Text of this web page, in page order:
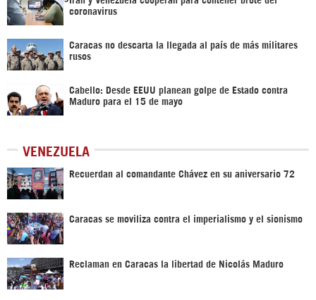
coronavirus
Caracas no descarta la llegada al país de más militares
rusos
Cabello: Desde EEUU planean golpe de Estado contra
Maduro para el 15 de mayo
VENEZUELA
Recuerdan al comandante Chávez en su aniversario 72
Caracas se moviliza contra el imperialismo y el sionismo
Reclaman en Caracas la libertad de Nicolás Maduro